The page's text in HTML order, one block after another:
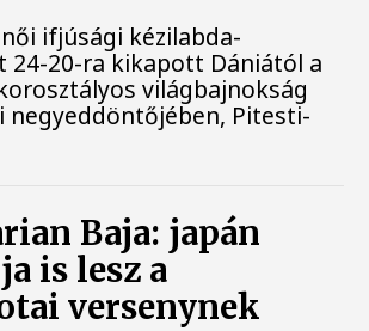
ifjúsági kézilabda-
24-20-ra kikapott Dániától a
világbajnokság
negyeddöntőjében, Pitesti-
Baja: japán
is lesz a
versenynek